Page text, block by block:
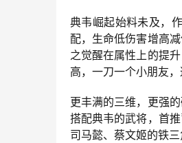
典韦崛起始料未及，
配，生命低伤害增高
之觉醒在属性上的提
高，一刀一个小朋友
更丰满的三维，更强
搭配典韦的武将，首
司马懿、蔡文姬的铁